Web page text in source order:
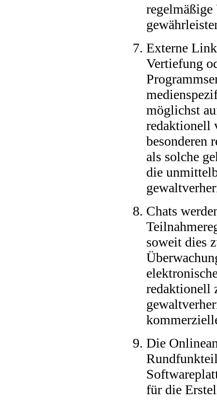
Externe
Vertiefung
möglichst
redaktionell
besonderen
als solche
die
Chats
soweit dies
redaktionell
Die
für die